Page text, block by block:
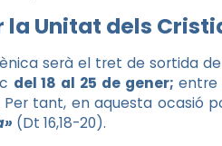
la Unitat dels
serà el tret de sortida
del 18 al 25 de gener; entre
tant, en aquesta ocasió
(Dt 16,18-20).